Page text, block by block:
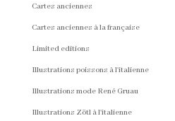
Cartes anciennes
Cartes anciennes à la française
Limited editions
Illustrations poissons à l'italienne
Illustrations mode René Gruau
Illustrations Zötl à l'italienne